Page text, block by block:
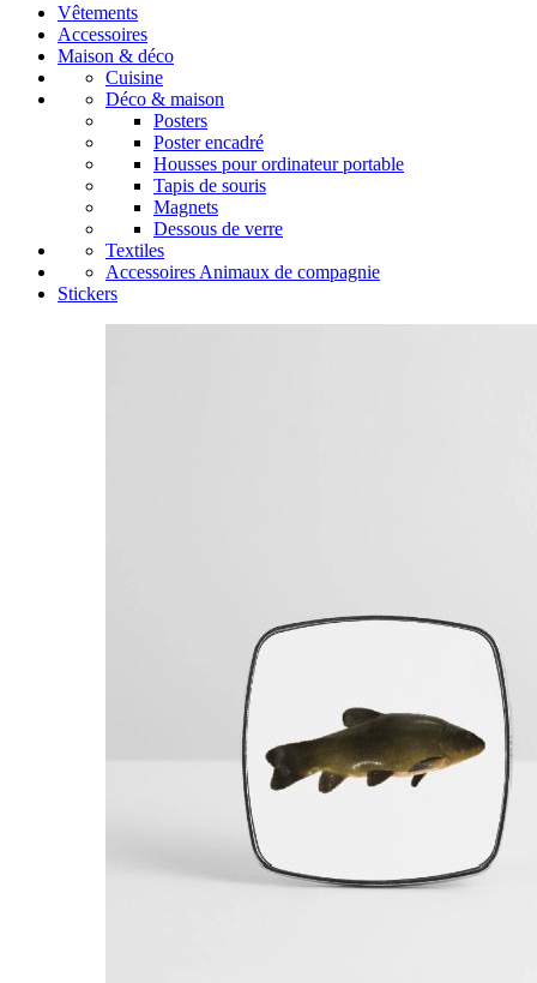
Vêtements
Accessoires
Maison & déco
Cuisine
Déco & maison
Posters
Poster encadré
Housses pour ordinateur portable
Tapis de souris
Magnets
Dessous de verre
Textiles
Accessoires Animaux de compagnie
Stickers